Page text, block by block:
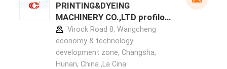
PRINTING&DYEING
MACHINERY CO.,LTD profilo
del produttore
Virock Road 8, Wangcheng
economy & technology
development zone, Changsha,
Hunan, China ,La Cina